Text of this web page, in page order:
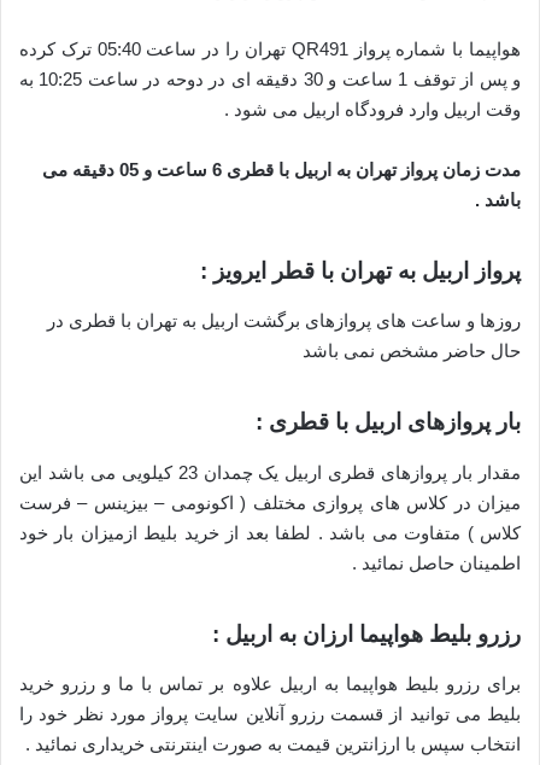
هواپیما با شماره پرواز QR491 تهران را در ساعت 05:40 ترک کرده
و پس از توقف 1 ساعت و 30 دقیقه ای در دوحه در ساعت 10:25 به
وقت اربیل وارد فرودگاه اربیل می شود .
مدت زمان پرواز تهران به اربیل با قطری 6 ساعت و 05 دقیقه می
باشد .
پرواز اربیل به تهران با قطر ایرویز :
روزها و ساعت های پروازهای برگشت اربیل به تهران با قطری در
حال حاضر مشخص نمی باشد
بار پروازهای اربیل با قطری :
مقدار بار پروازهای قطری اربیل یک چمدان 23 کیلویی می باشد این
میزان در کلاس های پروازی مختلف ( اکونومی – بیزینس – فرست
کلاس ) متفاوت می باشد . لطفا بعد از خرید بلیط ازمیزان بار خود
اطمینان حاصل نمائید .
رزرو بلیط هواپیما ارزان به اربیل :
برای رزرو بلیط هواپیما به اربیل علاوه بر تماس با ما و رزرو خرید
بلیط می توانید از قسمت رزرو آنلاین سایت پرواز مورد نظر خود را
انتخاب سپس با ارزانترین قیمت به صورت اینترنتی خریداری نمائید .